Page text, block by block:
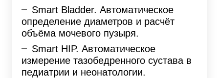
Smart Bladder. Автоматическое
определение диаметров и расчёт
объёма мочевого пузыря.
Smart HIP. Автоматическое
измерение тазобедренного сустава в
педиатрии и неонатологии.